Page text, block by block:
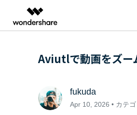
動画編集＆変換
動画編集ソフト
UniConverter
動画変換ソフト
法人向け
代理店募集
プラットフォーム
デスクトップ
Filmora -
詳しく見る >>
動画
ビジネ
サポート
Filmoraバージ
最新の製品ニュー
Aviutlで動画をズー
fukuda
Apr 10, 2026 • カテゴ